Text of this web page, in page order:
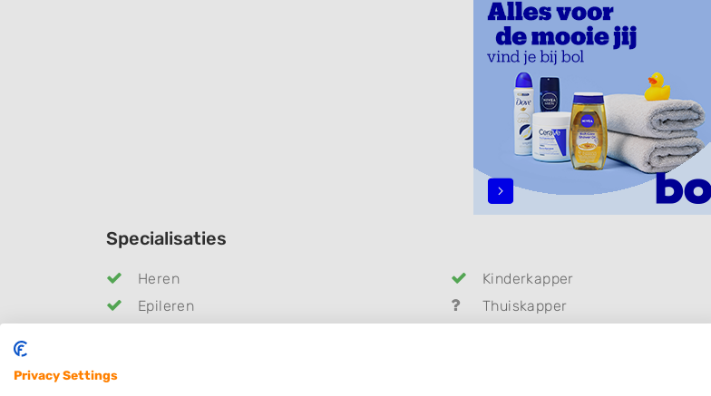
Specialisaties
Heren Kinderkapper
Epileren
Thuiskapper
Privacy Settings